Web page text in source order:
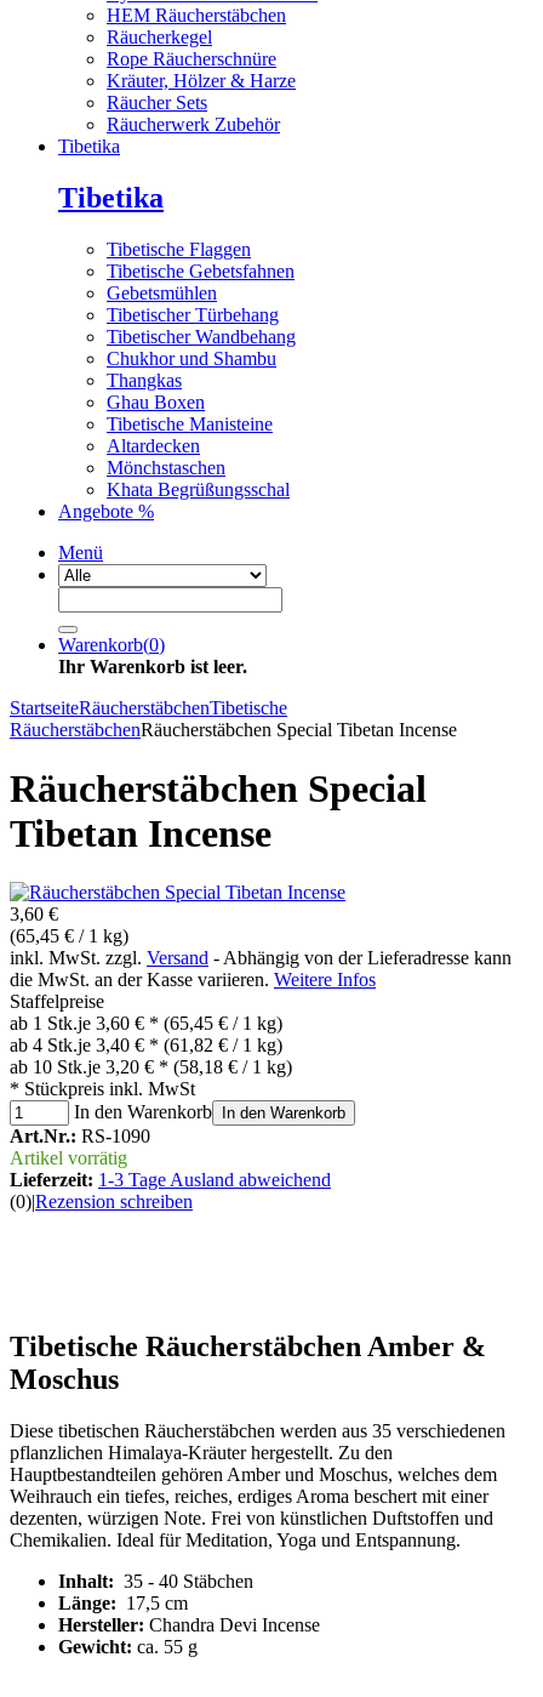
HEM Räucherstäbchen
Räucherkegel
Rope Räucherschnüre
Kräuter, Hölzer & Harze
Räucher Sets
Räucherwerk Zubehör
Tibetika
Tibetika
Tibetische Flaggen
Tibetische Gebetsfahnen
Gebetsmühlen
Tibetischer Türbehang
Tibetischer Wandbehang
Chukhor und Shambu
Thangkas
Ghau Boxen
Tibetische Manisteine
Altardecken
Mönchstaschen
Khata Begrüßungsschal
Angebote %
Menü
Warenkorb(0)
Ihr Warenkorb ist leer.
StartseiteRäucherstäbchenTibetische
RäucherstäbchenRäucherstäbchen Special Tibetan Incense
Räucherstäbchen Special
Tibetan Incense
3,60 €
(65,45 € / 1 kg)
inkl. MwSt. zzgl. Versand - Abhängig von der Lieferadresse kann
die MwSt. an der Kasse variieren. Weitere Infos
Staffelpreise
ab 1 Stk.je 3,60 € * (65,45 € / 1 kg)
ab 4 Stk.je 3,40 € * (61,82 € / 1 kg)
ab 10 Stk.je 3,20 € * (58,18 € / 1 kg)
* Stückpreis inkl. MwSt
In den Warenkorb
In den Warenkorb
Art.Nr.: RS-1090
Artikel vorrätig
Lieferzeit: 1-3 Tage Ausland abweichend
(0)|Rezension schreiben
Tibetische Räucherstäbchen Amber &
Moschus
Diese tibetischen Räucherstäbchen werden aus 35 verschiedenen
pflanzlichen Himalaya-Kräuter hergestellt. Zu den
Hauptbestandteilen gehören Amber und Moschus, welches dem
Weihrauch ein tiefes, reiches, erdiges Aroma beschert mit einer
dezenten, würzigen Note. Frei von künstlichen Duftstoffen und
Chemikalien. Ideal für Meditation, Yoga und Entspannung.
Inhalt: 35 - 40 Stäbchen
Länge: 17,5 cm
Hersteller: Chandra Devi Incense
Gewicht: ca. 55 g